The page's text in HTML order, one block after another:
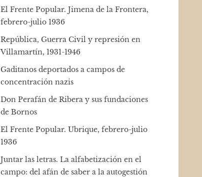
El Frente Popular. Jimena de la Frontera,
febrero-julio 1936
República, Guerra Civil y represión en
Villamartín, 1931-1946
Gaditanos deportados a campos de
concentración nazis
Don Perafán de Ribera y sus fundaciones
de Bornos
El Frente Popular. Ubrique, febrero-julio
1936
Juntar las letras. La alfabetización en el
campo: del afán de saber a la autogestión